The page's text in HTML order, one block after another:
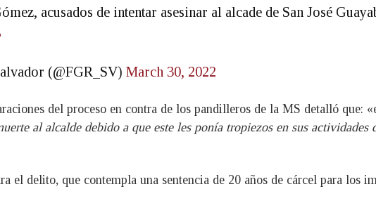
acusados de intentar asesinar al alcade de San José
(@FGR_SV) March 30, 2022
del proceso en contra de los pandilleros de la MS detalló que:
al alcalde debido a que este les ponía tropiezos en sus actividades
el delito, que contempla una sentencia de 20 años de cárcel para los